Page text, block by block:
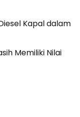
Kapal dalam
Memiliki Nilai